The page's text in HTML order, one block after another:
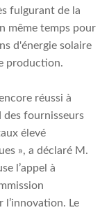
fulgurant de la
même temps pour
d'énergie solaire
production.
réussi à
des fournisseurs
élevé
», a déclaré M.
l’appel à
l’innovation. Le